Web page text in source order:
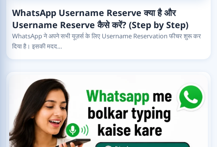
WhatsApp Username Reserve क्या है और
Username Reserve कैसे करें? (Step by Step)
WhatsApp ने अपने सभी यूज़र्स के लिए Username Reservation फीचर शुरू कर
दिया है। इसकी मदद…